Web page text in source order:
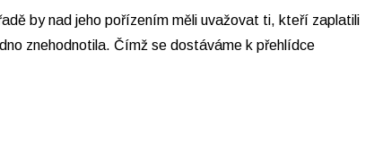
by nad jeho pořízením měli uvažovat ti, kteří zaplatili
znehodnotila. Čímž se dostáváme k přehlídce